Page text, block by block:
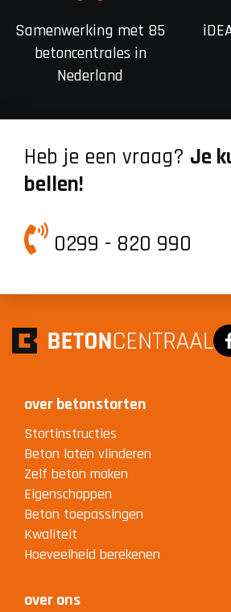
Samenwerking met 85
betoncentrales in
Nederland
Heb je een vraag? Je
bellen!
0299 - 820 990
over betonstorten
Stortinstructies
Beton laten vlinderen
Zelf beton maken
Eigenschappen
Beton toepassingen
Kwaliteit
Hoeveelheid berekenen
over ons